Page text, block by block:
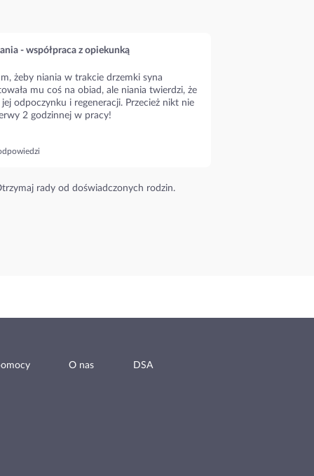
- współpraca z opiekunką
żeby niania w trakcie drzemki syna
mu coś na obiad, ale niania twierdzi, że
odpoczynku i regeneracji. Przecież nikt nie
2 godzinnej w pracy!
rady od doświadczonych rodzin.
O nas DSA